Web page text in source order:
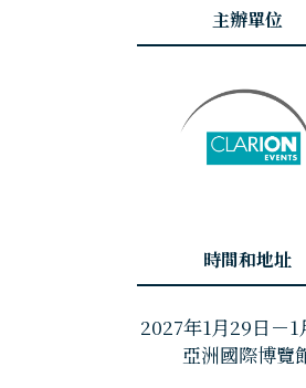
主辦單位
時間和地址
2027年1月29日－1
亞洲國際博覽